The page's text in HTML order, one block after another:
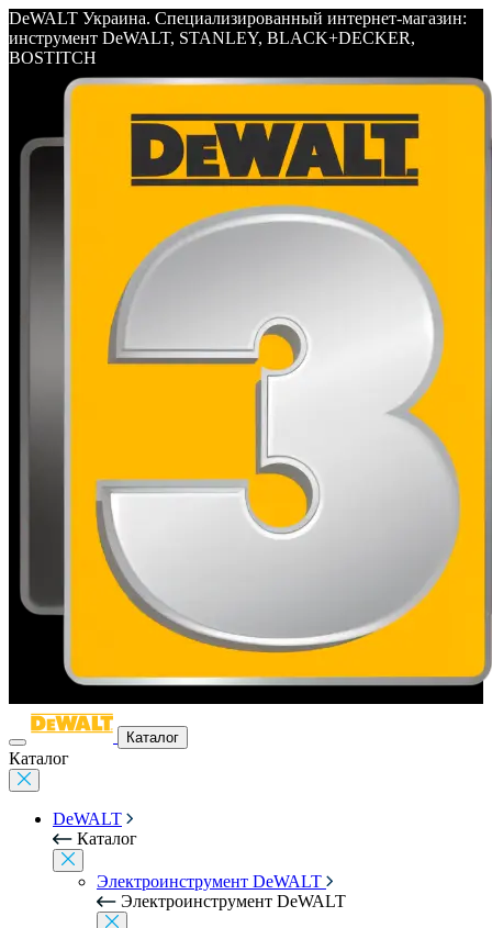
DeWALT Украина. Специализированный интернет-магазин:
инструмент DeWALT, STANLEY, BLACK+DECKER,
BOSTITCH
Каталог
Каталог
DeWALT
Каталог
Электроинструмент DeWALT
Электроинструмент DeWALT